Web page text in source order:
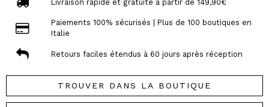
Livraison rapide et gratuite à partir de 149,90€
Paiements 100% sécurisés | Plus de 100 boutiques en
Italie
Retours faciles étendus à 60 jours après réception
TROUVER DANS LA BOUTIQUE